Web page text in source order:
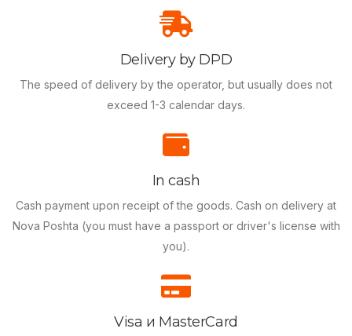
Delivery by DPD
The speed of delivery by the operator, but usually does not
exceed 1-3 calendar days.
In cash
Cash payment upon receipt of the goods. Cash on delivery at
Nova Poshta (you must have a passport or driver's license with
you).
Visa и MasterCard